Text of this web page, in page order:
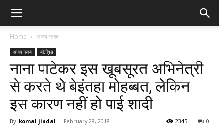
Home अजब गजब
अजब गजब बॉलीवुड
नाना पाटेकर इस खूबसूरत अभिनेत्री
से करते थे बेइंतहा मोहब्बत, लेकिन
इस कारण नहीं हो पाई शादी
By komal jindal - February 28, 2018 0
2345